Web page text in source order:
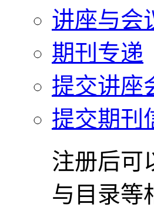
讲座与会
期刊专递
提交讲座
提交期刊
注册后可
与目录等